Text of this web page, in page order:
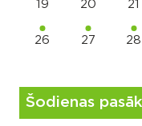
19 20 21
26 27 28
Šodienas